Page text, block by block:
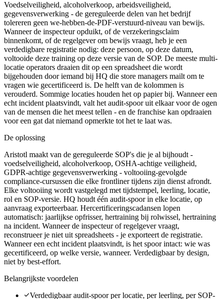
Voedselveiligheid, alcoholverkoop, arbeidsveiligheid,
gegevensverwerking - de gereguleerde delen van het bedrijf
tolereren geen we-hebben-de-PDF-verstuurd-niveau van bewijs.
Wanneer de inspecteur opduikt, of de verzekeringsclaim
binnenkomt, of de regelgever om bewijs vraagt, heb je een
verdedigbare registratie nodig: deze persoon, op deze datum,
voltooide deze training op deze versie van de SOP. De meeste multi-
locatie operators draaien dit op een spreadsheet die wordt
bijgehouden door iemand bij HQ die store managers mailt om te
vragen wie gecertificeerd is. De helft van de kolommen is
verouderd. Sommige locaties houden het op papier bij. Wanneer een
echt incident plaatsvindt, valt het audit-spoor uit elkaar voor de ogen
van de mensen die het meest tellen - en de franchise kan opdraaien
voor een gat dat niemand opmerkte tot het te laat was.
De oplossing
Aristotl maakt van de gereguleerde SOP's die je al bijhoudt -
voedselveiligheid, alcoholverkoop, OSHA-achtige veiligheid,
GDPR-achtige gegevensverwerking - voltooiing-gevolgde
compliance-cursussen die elke frontliner tijdens zijn dienst afrondt.
Elke voltooiing wordt vastgelegd met tijdstempel, leerling, locatie,
rol en SOP-versie. HQ houdt één audit-spoor in elke locatie, op
aanvraag exporteerbaar. Hercertificeringscadansen lopen
automatisch: jaarlijkse opfrisser, hertraining bij rolwissel, hertraining
na incident. Wanneer de inspecteur of regelgever vraagt,
reconstrueer je niet uit spreadsheets - je exporteert de registratie.
Wanneer een echt incident plaatsvindt, is het spoor intact: wie was
gecertificeerd, op welke versie, wanneer. Verdedigbaar by design,
niet by best-effort.
Belangrijkste voordelen
Verdedigbaar audit-spoor per locatie, per leerling, per SOP-